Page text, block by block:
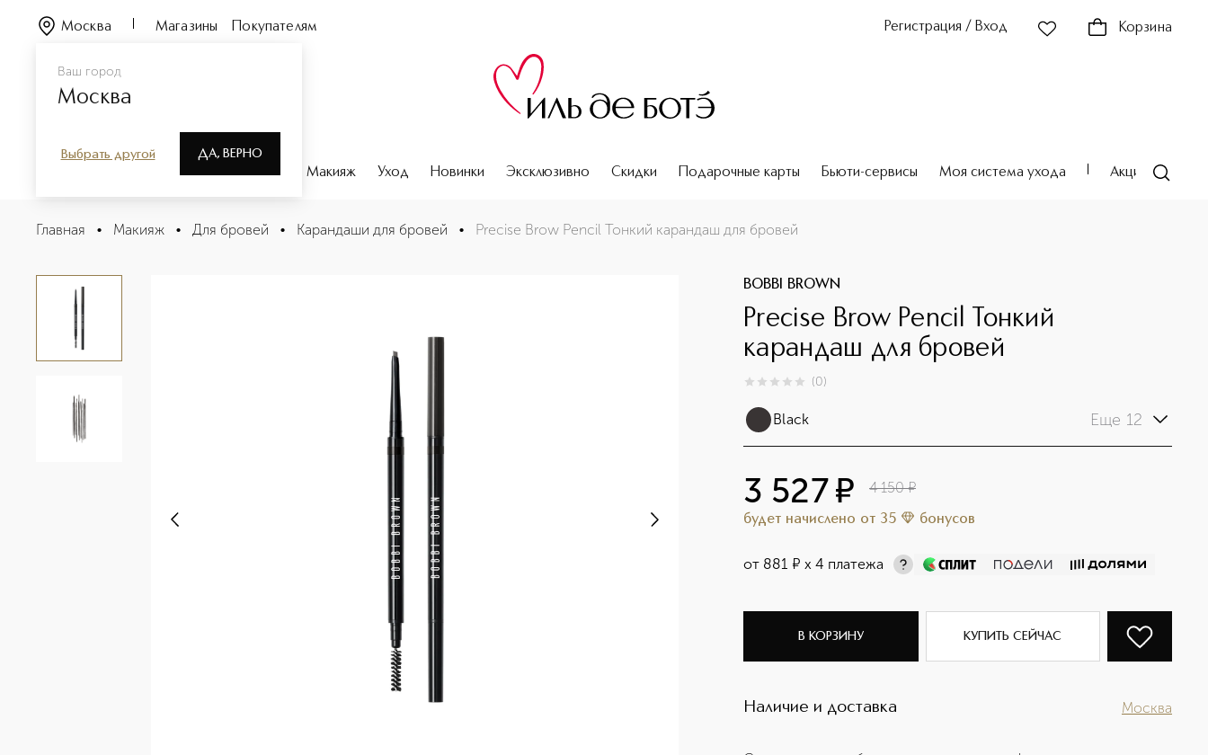
Ваш город
Москва
Выбрать другой ДА, ВЕРНО
Москва Магазины Покупателям Регистрация / Вход Корзина
Парфюмерия Макияж Уход Новинки Эксклюзивно Скидки Подарочные карты Бьюти-сервисы Моя система ухода Акции
Precise Brow Pencil Тонкий карандаш для бровей
Описание
Главная • Макияж • Для бровей • Карандаши для бровей • Precise Brow Pencil Тонкий карандаш для бровей
BOBBI BROWN
Precise Brow Pencil Тонкий
карандаш для бровей
0из 0 (0)
Black Еще 12
3 527¤ 4 150 ¤
будет начислено от 35 бонусов
от 881 ¤ х 4 платежа
В КОРЗИНУ КУПИТЬ СЕЙЧАС
Наличие и доставка Москва